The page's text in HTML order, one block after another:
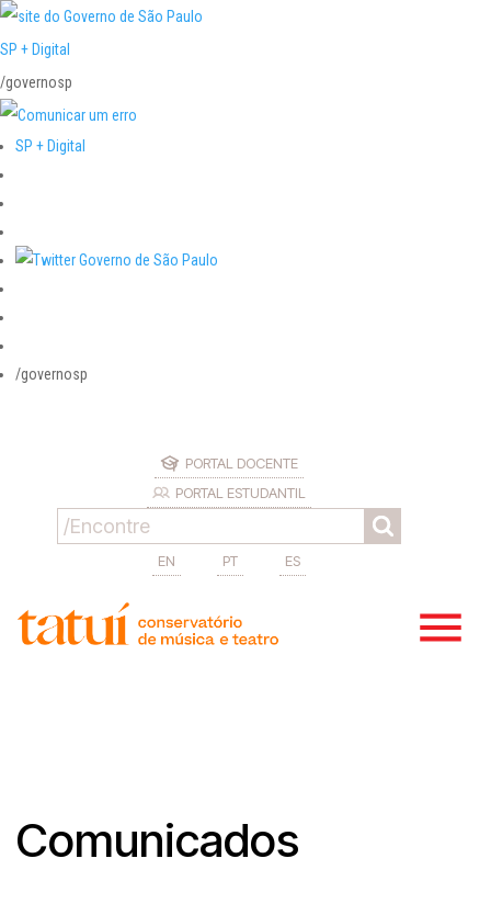
SP + Digital
/governosp
SP + Digital
/governosp
PORTAL DOCENTE
PORTAL ESTUDANTIL
EN PT ES
Comunicados